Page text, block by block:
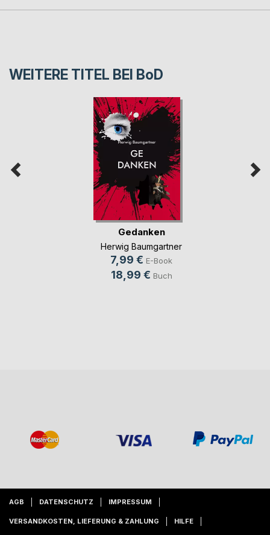
WEITERE TITEL BEI BoD
Gedanken
Herwig Baumgartner
7,99 € E-Book
18,99 € Buch
AGB DATENSCHUTZ IMPRESSUM
VERSANDKOSTEN, LIEFERUNG & ZAHLUNG HILFE